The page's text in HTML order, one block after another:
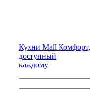
Кухни Mall Комфорт,
доступный
каждому